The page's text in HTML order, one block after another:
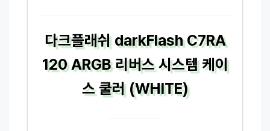
다크플래쉬 darkFlash C7RA
120 ARGB 리버스 시스템 케이
스 쿨러 (WHITE)